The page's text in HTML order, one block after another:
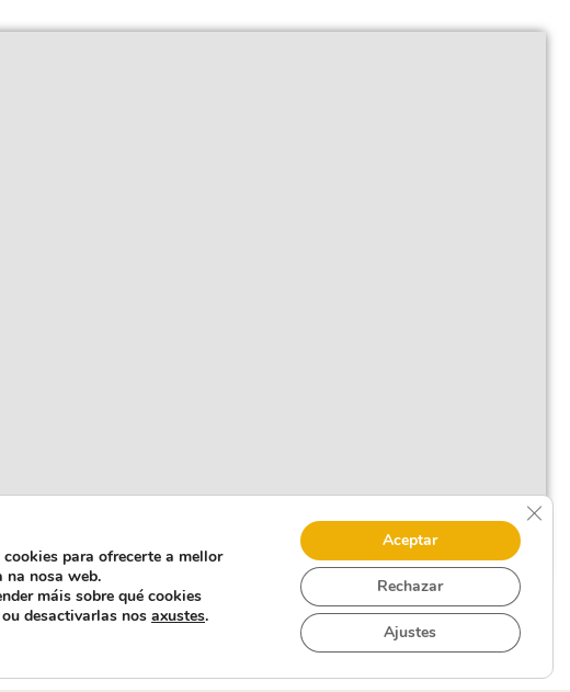
para ofrecerte a mellor
na nosa web.
máis sobre qué cookies
desactivarlas nos axustes.
Aceptar
Rechazar
Ajustes